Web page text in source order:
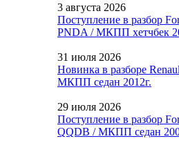
3 августа 2026
Поступление в разбор
PNDA / МКПП хетчбек
31 июля 2026
Новинка в разборе
МКПП седан 2012г.
29 июля 2026
Поступление в разбор
QQDB / МКПП седан